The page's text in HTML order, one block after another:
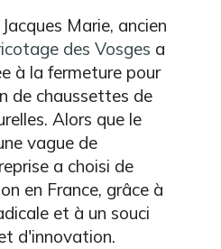
Marie, ancien
des Vosges a
à la fermeture pour
de chaussettes de
Alors que le
vague de
a choisi de
en France, grâce à
et à un souci
d'innovation.